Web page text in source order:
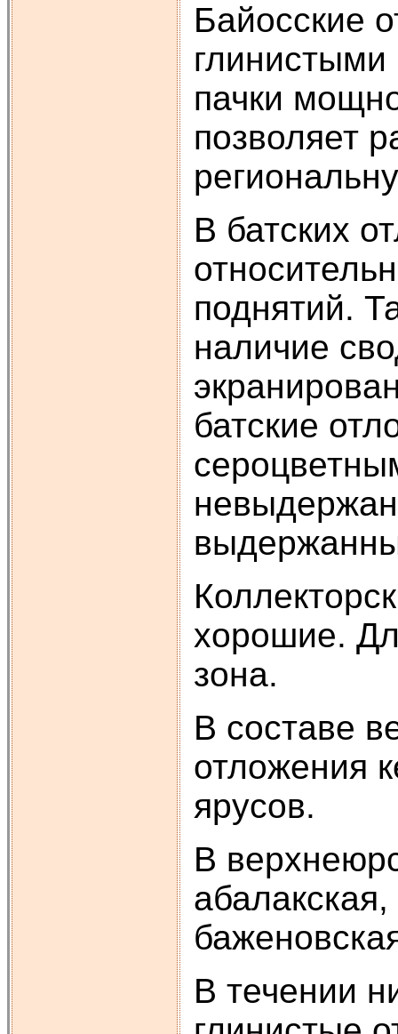
Байосские
пачки
позволяет
В батских
поднятий.
наличие
батские
хорошие.
зона.
В составе
отложения
ярусов.
В
В течении